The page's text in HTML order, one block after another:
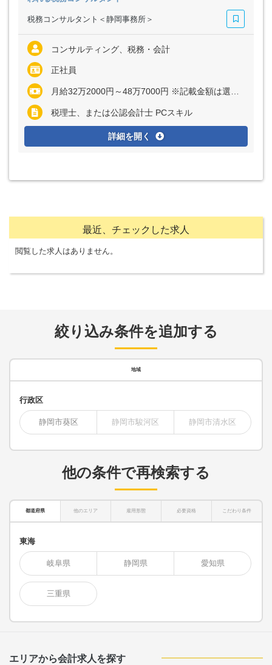
税務コンサルタント＜静岡事務所＞
コンサルティング、税務・会計
正社員
月給32万2000円～48万7000円 ※記載金額は選考を通じて上下する可能性があります
税理士、または公認会計士 PCスキル
詳細を開く
最近、チェックした求人
閲覧した求人はありません。
絞り込み条件を追加する
地域
行政区
静岡市葵区 静岡市駿河区 静岡市清水区
他の条件で再検索する
都道府県 他のエリア 雇用形態 必要資格 こだわり条件
東海
岐阜県 静岡県 愛知県
三重県
エリアから会計求人を探す